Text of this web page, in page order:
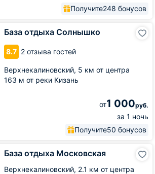
Получите248 бонусов
База отдыха Солнышко
8.7 2 отзыва гостей
Верхнекалиновский, 5 км от центра
163 м от реки Кизань
от1 000руб.
за 1 ночь
Получите50 бонусов
База отдыха Московская
Верхнекалиновский, 2.1 км от центра